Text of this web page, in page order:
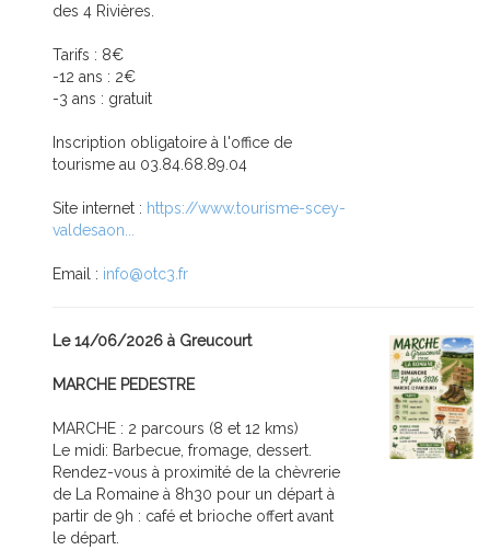
des 4 Rivières.
Tarifs : 8€
-12 ans : 2€
-3 ans : gratuit
Inscription obligatoire à l'office de
tourisme au 03.84.68.89.04
Site internet : https://www.tourisme-scey-
valdesaon...
Email : info@otc3.fr
Le 14/06/2026 à Greucourt
MARCHE PEDESTRE
MARCHE : 2 parcours (8 et 12 kms)
Le midi: Barbecue, fromage, dessert.
Rendez-vous à proximité de la chèvrerie
de La Romaine à 8h30 pour un départ à
partir de 9h : café et brioche offert avant
le départ.